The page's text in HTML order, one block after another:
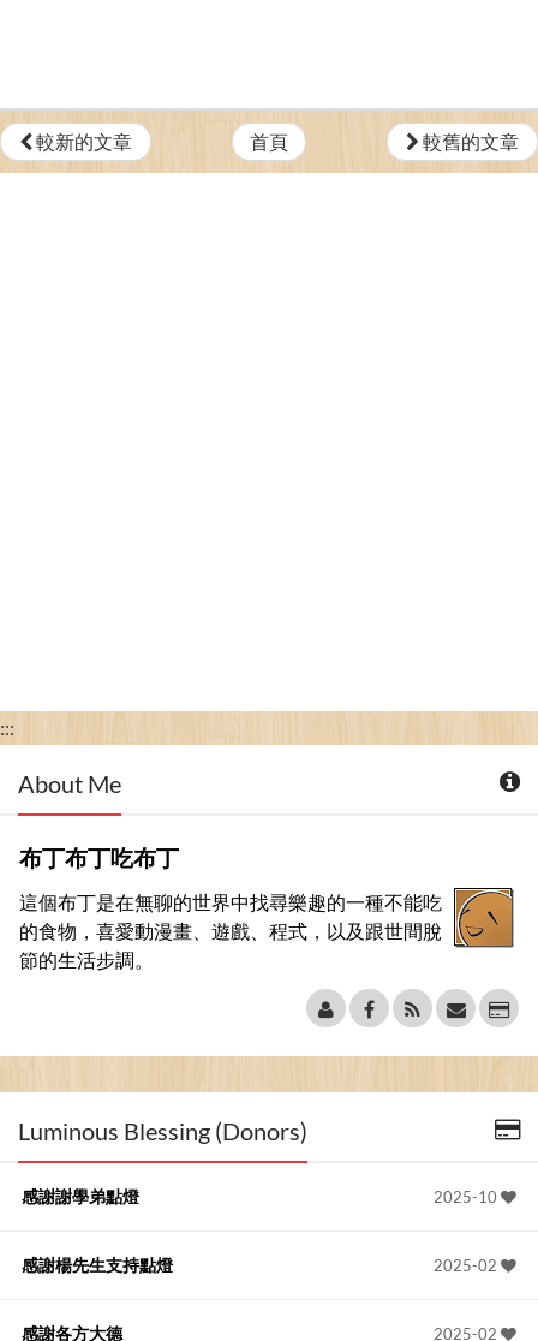
較新的文章 首頁 較舊的文章
:::
About Me
布丁布丁吃布丁
這個布丁是在無聊的世界中找尋樂趣的一種不能吃
的食物，喜愛動漫畫、遊戲、程式，以及跟世間脫
節的生活步調。
Luminous Blessing (Donors)
2025-10
感謝謝學弟點燈
2025-02
感謝楊先生支持點燈
2025-02
感謝各方大德